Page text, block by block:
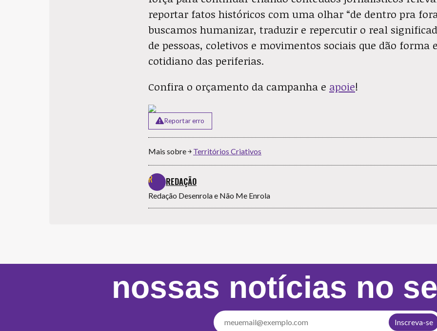
reportar fatos históricos com uma olhar “de dentro pra
buscamos humanizar, traduzir e repercutir o real
de pessoas, coletivos e movimentos sociais que dão forma
cotidiano das periferias.
Confira o orçamento da campanha e apoie!
Reportar erro
Mais sobre ￫ Territórios Criativos
REDAÇÃO
Redação Desenrola e Não Me Enrola
nossas notícias no